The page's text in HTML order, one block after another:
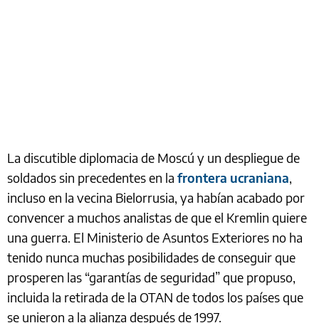
La discutible diplomacia de Moscú y un despliegue de
soldados sin precedentes en la frontera ucraniana,
incluso en la vecina Bielorrusia, ya habían acabado por
convencer a muchos analistas de que el Kremlin quiere
una guerra. El Ministerio de Asuntos Exteriores no ha
tenido nunca muchas posibilidades de conseguir que
prosperen las “garantías de seguridad” que propuso,
incluida la retirada de la OTAN de todos los países que
se unieron a la alianza después de 1997.